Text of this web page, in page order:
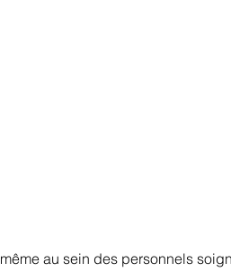
au sein des personnels